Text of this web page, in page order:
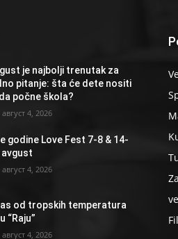
je najbolji trenutak za
pitanje: šta će dete nositi
počne škola?
август 4, 2026
godine Love Fest 7-8 & 14-
avgust
август 4, 2026
od tropskih temperatura
“Raju”
август 4, 2026